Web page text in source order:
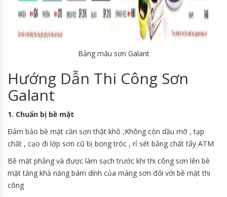
Bảng màu sơn Galant
Hướng Dẫn Thi Công Sơn
Galant
1. Chuẩn bị bề mặt
Đảm bảo bề mặt cần sơn thật khô ,Không còn dầu mỡ , tạp
chất , cạo đi lớp sơn cũ bị bong tróc , rỉ sét bằng chất tẩy ATM
Bề mặt phẳng và được làm sạch trước khi thi công sơn lên bề
mặt tăng khả năng bám dính của màng sơn đối với bề mặt thi
công